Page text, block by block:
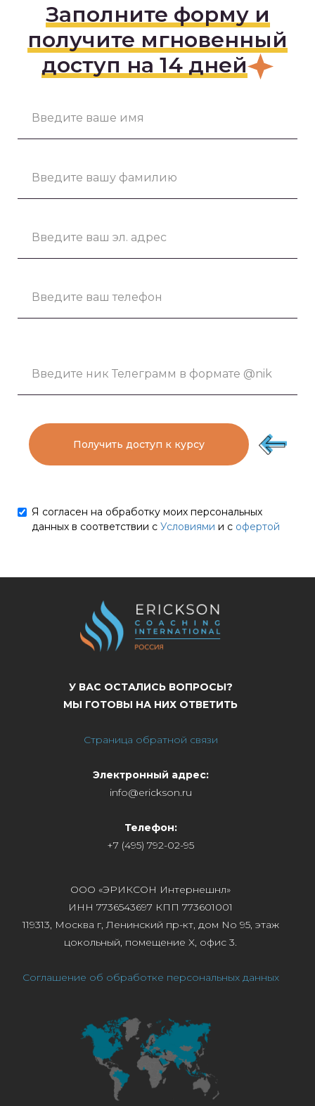
Заполните форму и
получите мгновенный
доступ на 14 дней
Получить доступ к курсу
Я согласен на обработку моих персональных
данных в соответствии с Условиями и с офертой
У ВАС ОСТАЛИСЬ ВОПРОСЫ?
МЫ ГОТОВЫ НА НИХ ОТВЕТИТЬ
Страница обратной связи
Электронный адрес:
info@erickson.ru
Телефон:
+7 (495) 792-02-95
ООО «ЭРИКСОН Интернешнл»
ИНН 7736543697 КПП 773601001
119313, Москва г, Ленинский пр-кт, дом No 95, этаж
цокольный, помещение X, офис 3.
Соглашение об обработке персональных данных